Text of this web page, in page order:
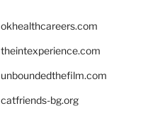
okhealthcareers.com
theintexperience.com
unboundedthefilm.com
catfriends-bg.org